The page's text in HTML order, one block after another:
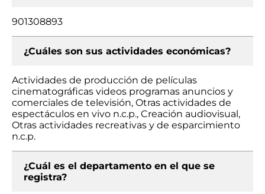
901308893
¿Cuáles son sus actividades económicas?
Actividades de producción de películas
cinematográficas videos programas anuncios y
comerciales de televisión, Otras actividades de
espectáculos en vivo n.c.p., Creación audiovisual,
Otras actividades recreativas y de esparcimiento
n.c.p.
¿Cuál es el departamento en el que se
registra?